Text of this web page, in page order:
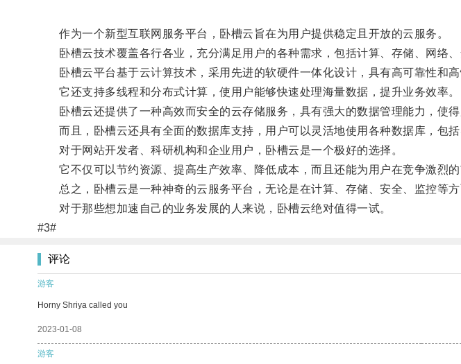
作为一个新型互联网服务平台，卧槽云旨在为用户提供稳定且开放的云服务。
卧槽云技术覆盖各行各业，充分满足用户的各种需求，包括计算、存储、网络、
卧槽云平台基于云计算技术，采用先进的软硬件一体化设计，具有高可靠性和高
它还支持多线程和分布式计算，使用户能够快速处理海量数据，提升业务效率。
卧槽云还提供了一种高效而安全的云存储服务，具有强大的数据管理能力，使得
而且，卧槽云还具有全面的数据库支持，用户可以灵活地使用各种数据库，包括
对于网站开发者、科研机构和企业用户，卧槽云是一个极好的选择。
它不仅可以节约资源、提高生产效率、降低成本，而且还能为用户在竞争激烈的
总之，卧槽云是一种神奇的云服务平台，无论是在计算、存储、安全、监控等方
对于那些想加速自己的业务发展的人来说，卧槽云绝对值得一试。
#3#
评论
游客
Horny Shriya called you
2023-01-08
游客